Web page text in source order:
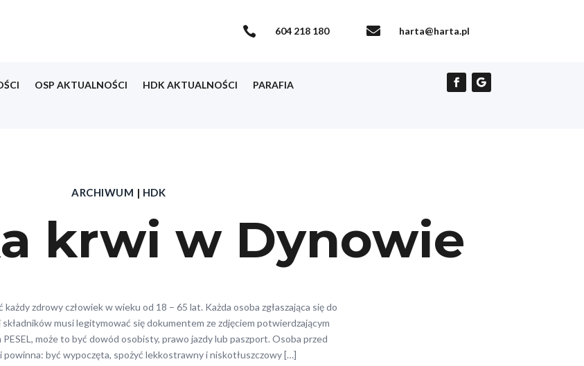
 604 218 180  harta@harta.pl
OSP AKTUALNOŚCI HDK AKTUALNOŚCI
PARAFIA
ARCHIWUM | HDK
krwi w Dynowie
zdrowy człowiek w wieku od 18 – 65 lat. Każda osoba zgłaszająca się do
musi legitymować się dokumentem ze zdjęciem potwierdzającym
może to być dowód osobisty, prawo jazdy lub paszport. Osoba przed
powinna: być wypoczęta, spożyć lekkostrawny i niskotłuszczowy […]